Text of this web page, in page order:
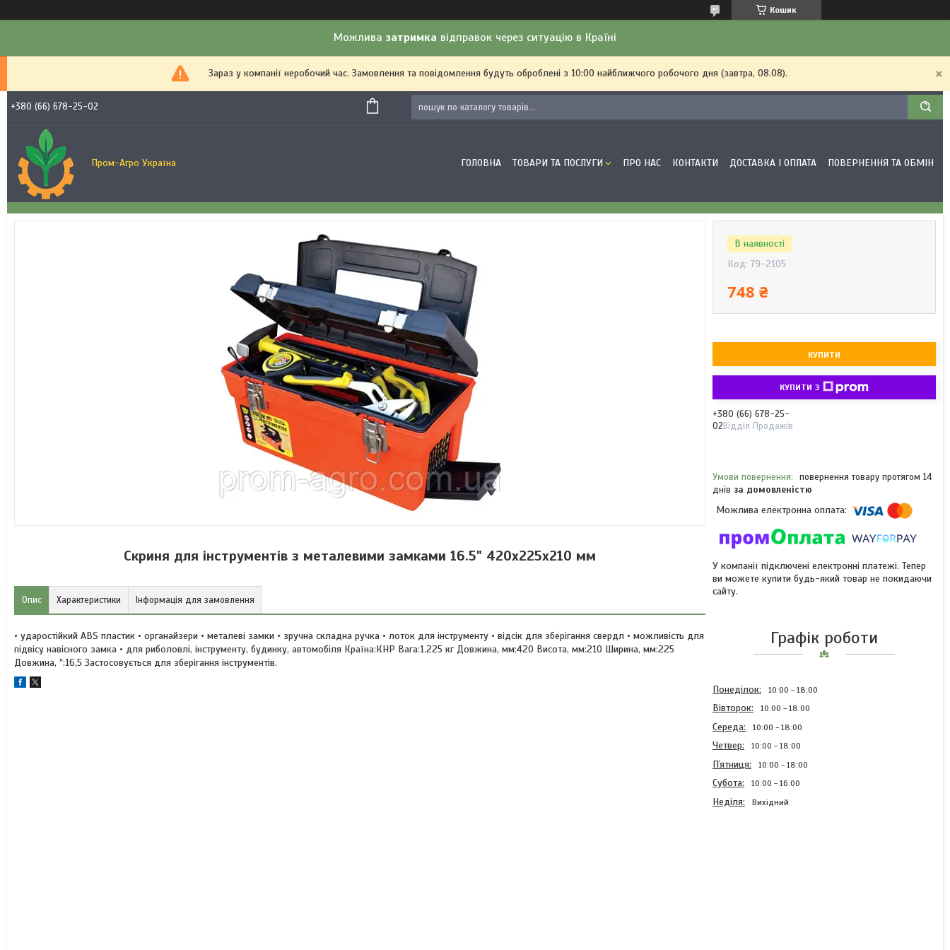
Кошик
Можлива затримка відправок через ситуацію в Країні
Зараз у компанії неробочий час. Замовлення та повідомлення будуть оброблені з 10:00 найближчого робочого дня (завтра, 08.08).
+380 (66) 678-25-02
Пром-Агро Україна ГОЛОВНА ТОВАРИ ТА ПОСЛУГИ ПРО НАС КОНТАКТИ ДОСТАВКА І ОПЛАТА ПОВЕРНЕННЯ ТА ОБМІН
Скриня для інструментів з металевими замками 16.5" 420х225х210 мм
Опис Характеристики Інформація для замовлення
• ударостійкий ABS пластик • органайзери • металеві замки • зручна складна ручка • лоток для інструменту • відсік для зберігання свердл • можливість для
підвісу навісного замка • для риболовлі, інструменту, будинку, автомобіля Країна:КНР Вага:1.225 кг Довжина, мм:420 Висота, мм:210 Ширина, мм:225
Довжина, ″:16,5 Застосовується для зберігання інструментів.
В наявності
Код: 79-2105
748 ₴
КУПИТИ
КУПИТИ З
+380 (66) 678-25-
02Відділ Продажів
повернення товару протягом 14
днів за домовленістю
У компанії підключені електронні платежі. Тепер
ви можете купити будь-який товар не покидаючи
сайту.
Графік роботи
Понеділок 10:00 18:00
Вівторок 10:00 18:00
Середа 10:00 18:00
Четвер 10:00 18:00
Пʼятниця 10:00 18:00
Субота 10:00 16:00
Неділя Вихідний